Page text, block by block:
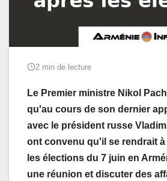
2 min de lecture
Le Premier ministre Nikol
qu'au cours de son dernier
avec le président russe
ont convenu qu'il se rendrait
les élections du 7 juin en
une réunion et discuter des